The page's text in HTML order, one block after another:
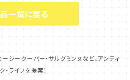
一覧に戻る
ークーパー・サルグミンヌなど、アンティ
・ライフを提案！